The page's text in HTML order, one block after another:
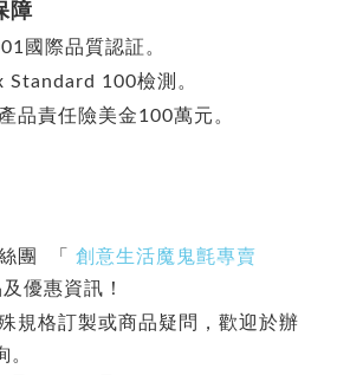
障
國際品質認証。
Standard 100檢測。
品責任險美金100萬元。
團 「
創意生活魔鬼氈專賣
優惠資訊！
規格訂製或商品疑問，歡迎於辦
。